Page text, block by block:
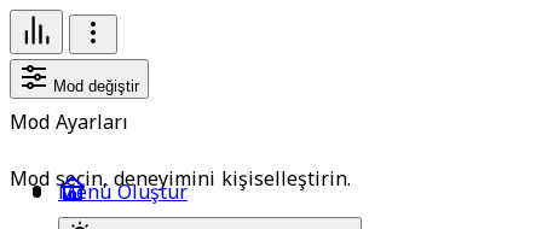
Mod değiştir
Mod Ayarları
Mod seçin, deneyimini kişiselleştirin.
Menü Oluştur